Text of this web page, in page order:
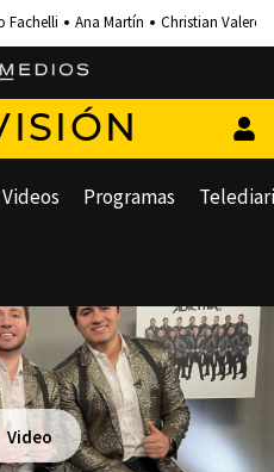
Fachelli Ana Martín Christian Valero
Programas
Video